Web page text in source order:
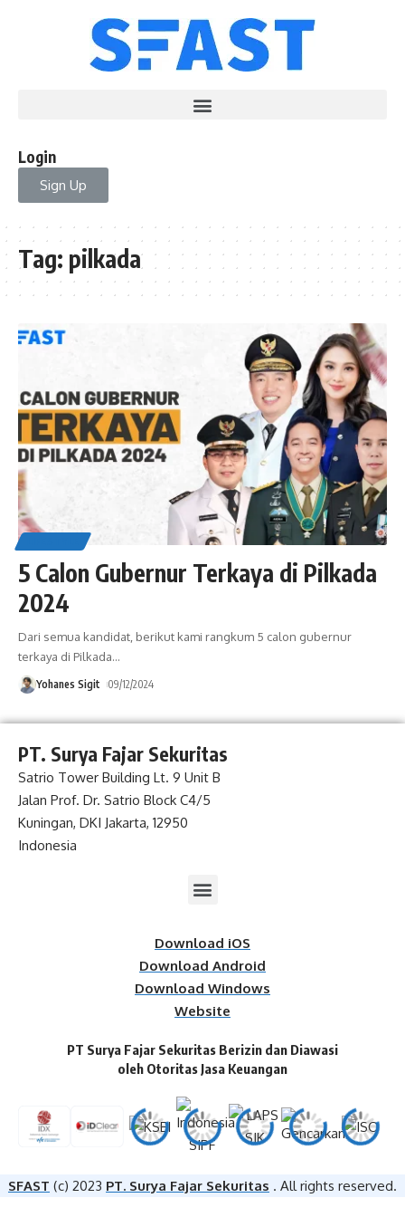
Login
Sign Up
Tag: pilkada
5 Calon Gubernur Terkaya di Pilkada
2024
Dari semua kandidat, berikut kami rangkum 5 calon gubernur
terkaya di Pilkada…
Yohanes Sigit 09/12/2024
PT. Surya Fajar Sekuritas
Satrio Tower Building Lt. 9 Unit B
Jalan Prof. Dr. Satrio Block C4/5
Kuningan, DKI Jakarta, 12950
Indonesia
Download iOS
Download Android
Download Windows
Website
PT Surya Fajar Sekuritas Berizin dan Diawasi
oleh Otoritas Jasa Keuangan​
SFAST (c) 2023 PT. Surya Fajar Sekuritas . All rights reserved.